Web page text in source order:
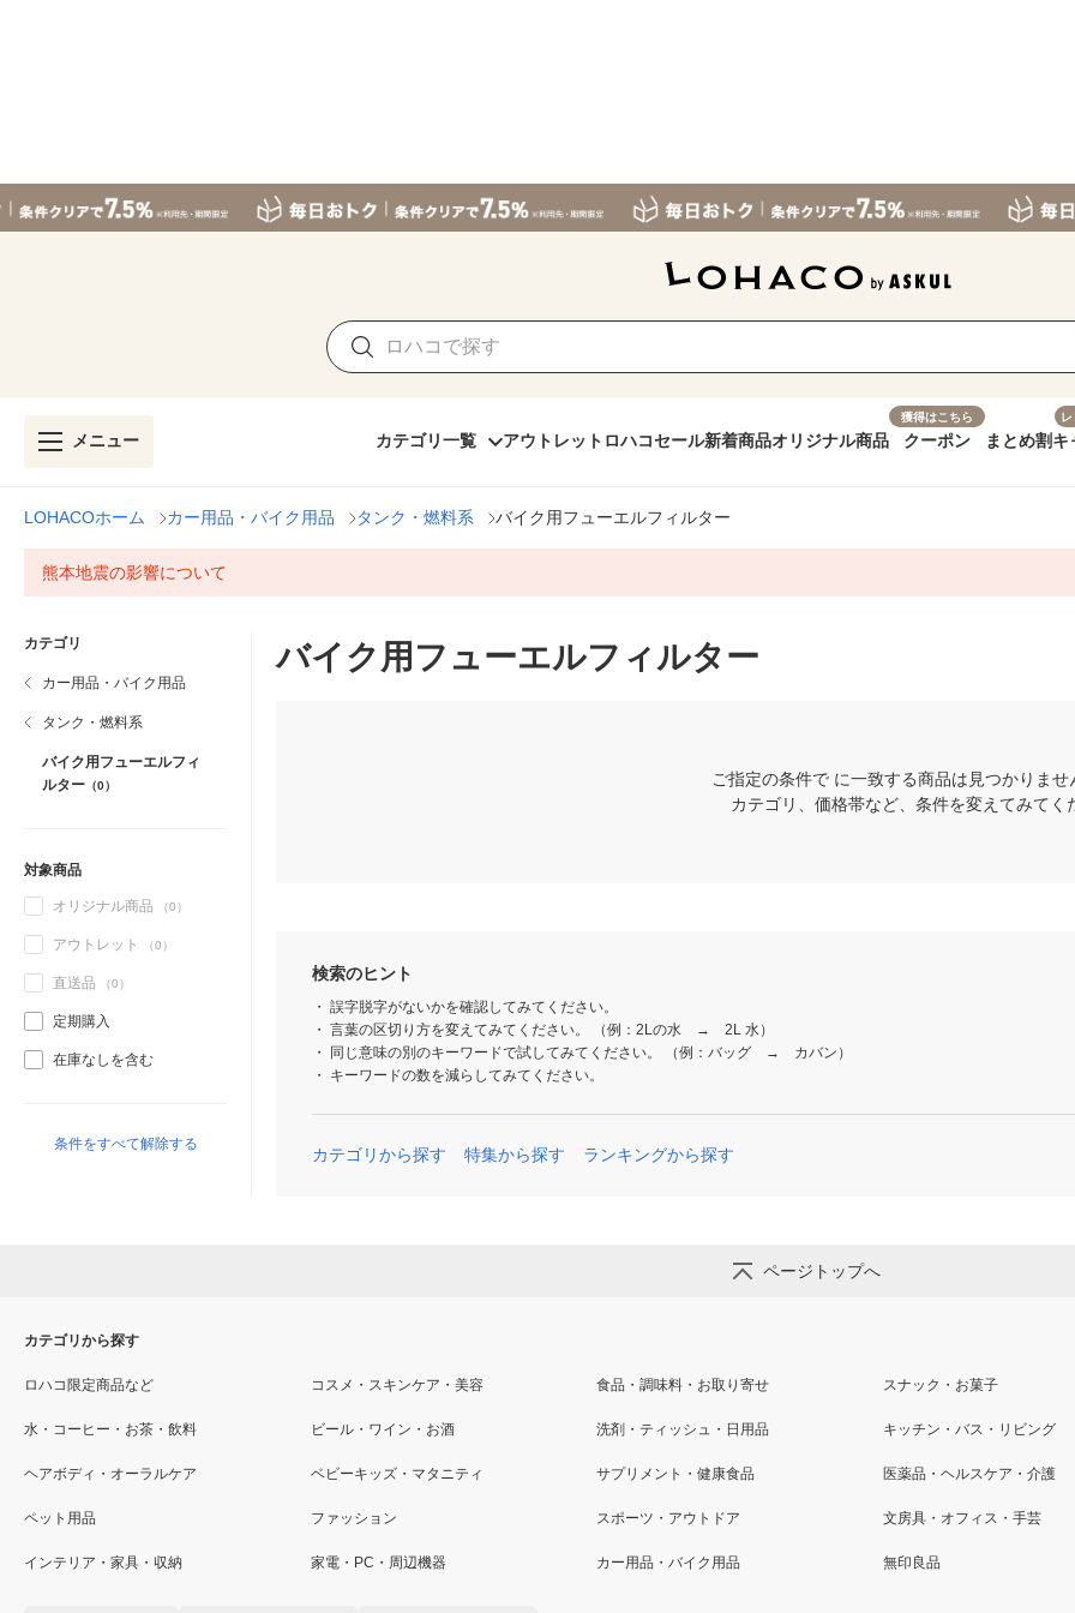
メニュー カテゴリ一覧 アウトレット ロハコセール新着商品オリジナル商品
獲得はこちら
クーポン まとめ割キ
LOHACOホーム カー用品・バイク用品 タンク・燃料系 バイク用フューエルフィルター
熊本地震の影響について
カテゴリ
カー用品・バイク用品
タンク・燃料系
バイク用フューエルフィ
ルター （0）
対象商品
オリジナル商品 （0）
アウトレット （0）
直送品 （0）
定期購入
在庫なしを含む
条件をすべて解除する
バイク用フューエルフィルター
ご指定の条件で に一致する商品は見つかりませ
カテゴリ、価格帯など、条件を変えてみてく
検索のヒント
誤字脱字がないかを確認してみてください。
言葉の区切り方を変えてみてください。 （例：2Lの水 → 2L 水）
同じ意味の別のキーワードで試してみてください。 （例：バッグ → カバン）
キーワードの数を減らしてみてください。
カテゴリから探す 特集から探す ランキングから探す
ページトップへ
カテゴリから探す
ロハコ限定商品など コスメ・スキンケア・美容 食品・調味料・お取り寄せ スナック・お菓子
水・コーヒー・お茶・飲料 ビール・ワイン・お酒 洗剤・ティッシュ・日用品 キッチン・バス・リビング
ヘアボディ・オーラルケア ベビーキッズ・マタニティ サプリメント・健康食品 医薬品・ヘルスケア・介護
ペット用品 ファッション スポーツ・アウトドア 文房具・オフィス・手芸
インテリア・家具・収納 家電・PC・周辺機器 カー用品・バイク用品 無印良品